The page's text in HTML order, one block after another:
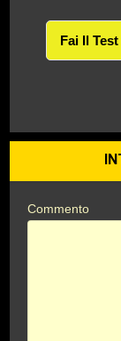
Fai Il Test
Commento